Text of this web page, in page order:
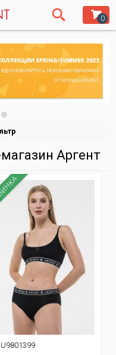
0
Аргент